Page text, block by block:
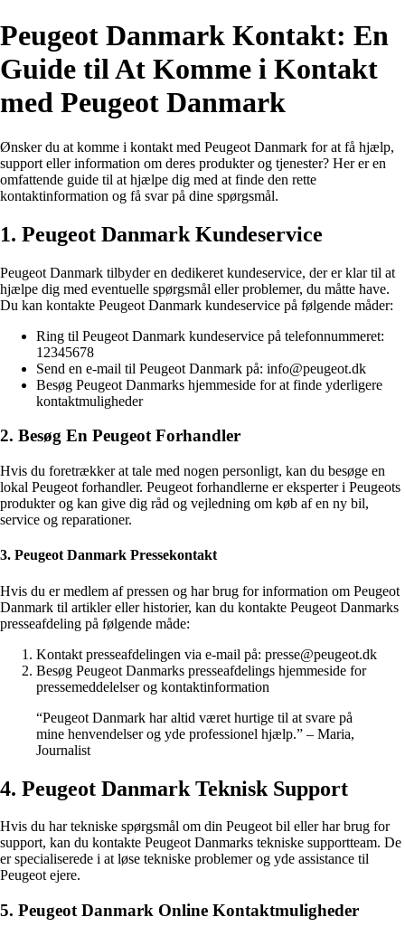
Peugeot Danmark Kontakt: En
Guide til At Komme i Kontakt
med Peugeot Danmark
Ønsker du at komme i kontakt med Peugeot Danmark for at få hjælp,
support eller information om deres produkter og tjenester? Her er en
omfattende guide til at hjælpe dig med at finde den rette
kontaktinformation og få svar på dine spørgsmål.
1. Peugeot Danmark Kundeservice
Peugeot Danmark tilbyder en dedikeret kundeservice, der er klar til at
hjælpe dig med eventuelle spørgsmål eller problemer, du måtte have.
Du kan kontakte Peugeot Danmark kundeservice på følgende måder:
Ring til Peugeot Danmark kundeservice på telefonnummeret:
12345678
Send en e-mail til Peugeot Danmark på: info@peugeot.dk
Besøg Peugeot Danmarks hjemmeside for at finde yderligere
kontaktmuligheder
2. Besøg En Peugeot Forhandler
Hvis du foretrækker at tale med nogen personligt, kan du besøge en
lokal Peugeot forhandler. Peugeot forhandlerne er eksperter i Peugeots
produkter og kan give dig råd og vejledning om køb af en ny bil,
service og reparationer.
3. Peugeot Danmark Pressekontakt
Hvis du er medlem af pressen og har brug for information om Peugeot
Danmark til artikler eller historier, kan du kontakte Peugeot Danmarks
presseafdeling på følgende måde:
Kontakt presseafdelingen via e-mail på: presse@peugeot.dk
Besøg Peugeot Danmarks presseafdelings hjemmeside for
pressemeddelelser og kontaktinformation
“Peugeot Danmark har altid været hurtige til at svare på
mine henvendelser og yde professionel hjælp.” – Maria,
Journalist
4. Peugeot Danmark Teknisk Support
Hvis du har tekniske spørgsmål om din Peugeot bil eller har brug for
support, kan du kontakte Peugeot Danmarks tekniske supportteam. De
er specialiserede i at løse tekniske problemer og yde assistance til
Peugeot ejere.
5. Peugeot Danmark Online Kontaktmuligheder